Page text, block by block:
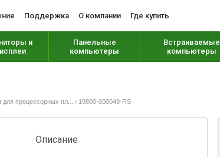
Поддержка О компании Где купить
и
Панельные
компьютеры
Встраиваемые
компьютеры
процессорных пл... / 19800-000049-RS
Описание